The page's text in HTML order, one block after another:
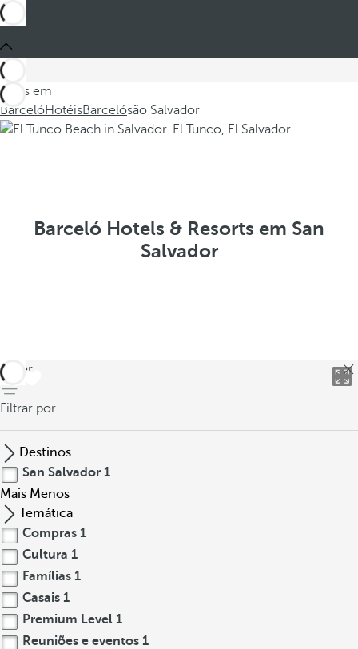
Estes em
BarcelóHotéisBarcelósão Salvador
Barceló Hotels & Resorts em San
Salvador
voltar
Filtrar por
Destinos
San Salvador 1
Mais Menos
Temática
Compras 1
Cultura 1
Famílias 1
Casais 1
Premium Level 1
Reuniões e eventos 1